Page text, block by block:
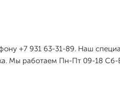
+7 931 63-31-89. Наш
Мы работаем Пн-Пт 09-18 Сб-